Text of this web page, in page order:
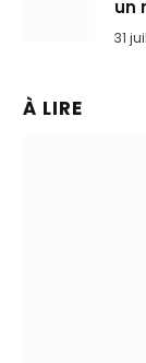
un
31
À LIRE